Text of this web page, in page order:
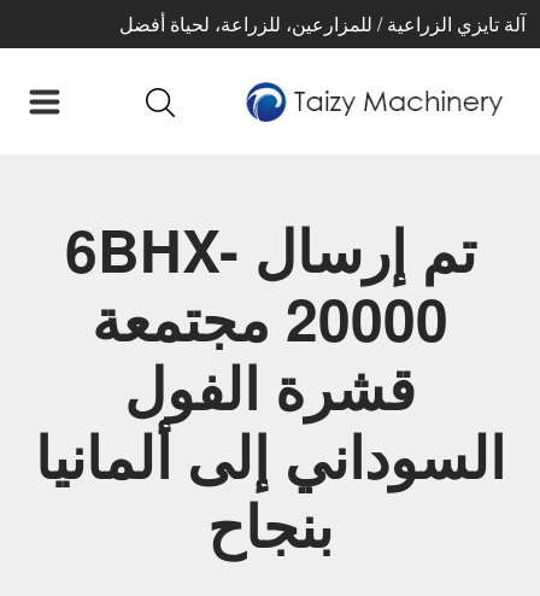
آلة تايزي الزراعية / للمزارعين، للزراعة، لحياة أفضل
تم إرسال 6BHX-
20000 مجتمعة
قشرة الفول
السوداني إلى ألمانيا
بنجاح